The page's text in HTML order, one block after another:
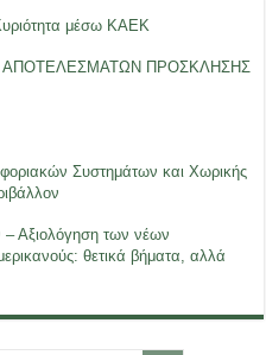
μέσω ΚΑΕΚ
ΑΠΟΤΕΛΕΣΜΑΤΩΝ ΠΡΟΣΚΛΗΣΗΣ
Συστημάτων και Χωρικής
– Αξιολόγηση των νέων
θετικά βήματα, αλλά